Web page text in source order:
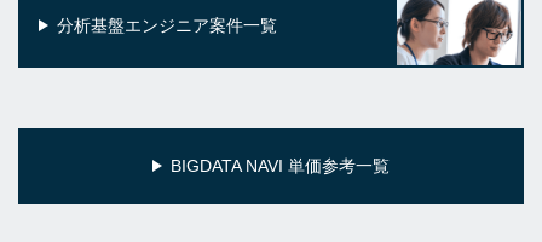
分析基盤エンジニア案件一覧
BIGDATA NAVI 単価参考一覧